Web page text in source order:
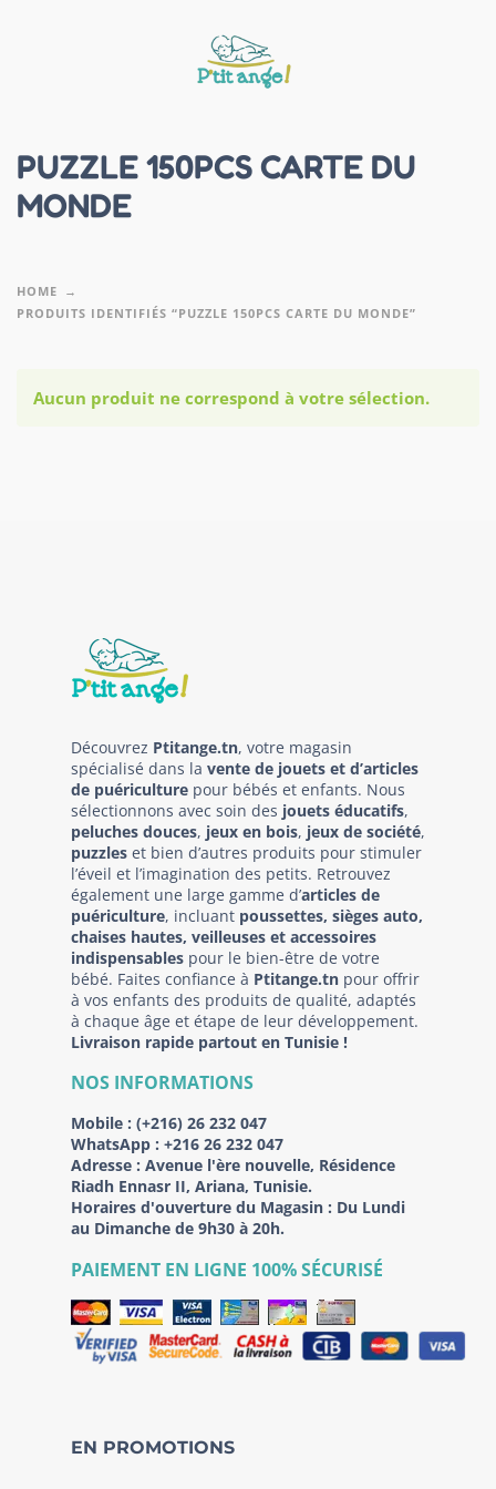
PUZZLE 150PCS CARTE DU
MONDE
HOME
PRODUITS IDENTIFIÉS “PUZZLE 150PCS CARTE DU MONDE”
Aucun produit ne correspond à votre sélection.
Découvrez Ptitange.tn, votre magasin
spécialisé dans la vente de jouets et d’articles
de puériculture pour bébés et enfants. Nous
sélectionnons avec soin des jouets éducatifs,
peluches douces, jeux en bois, jeux de société,
puzzles et bien d’autres produits pour stimuler
l’éveil et l’imagination des petits. Retrouvez
également une large gamme d’articles de
puériculture, incluant poussettes, sièges auto,
chaises hautes, veilleuses et accessoires
indispensables pour le bien-être de votre
bébé. Faites confiance à Ptitange.tn pour offrir
à vos enfants des produits de qualité, adaptés
à chaque âge et étape de leur développement.
Livraison rapide partout en Tunisie !
NOS INFORMATIONS
Mobile : (+216) 26 232 047
WhatsApp : +216 26 232 047
Adresse : Avenue l'ère nouvelle, Résidence
Riadh Ennasr II, Ariana, Tunisie.
Horaires d'ouverture du Magasin : Du Lundi
au Dimanche de 9h30 à 20h.
PAIEMENT EN LIGNE 100% SÉCURISÉ
EN PROMOTIONS